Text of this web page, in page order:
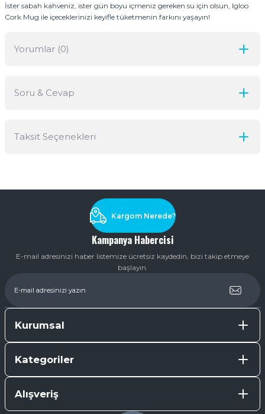
İster sabah kahveniz, ister gün boyu içmeniz gereken su için olsun, Igloo
Cork Mug ile içeceklerinizi keyifle tüketmenin farkını yaşayın!
Yorumlar (0)
Soru & Cevap
Taksit Seçenekleri
Kampanya Habercisi
E-mail adresinizi haber listemize ücretsiz kaydedin, bizi takip etmeye
başlayın.
Kargom Nerede?
Kurumsal
Kategoriler
Alışveriş